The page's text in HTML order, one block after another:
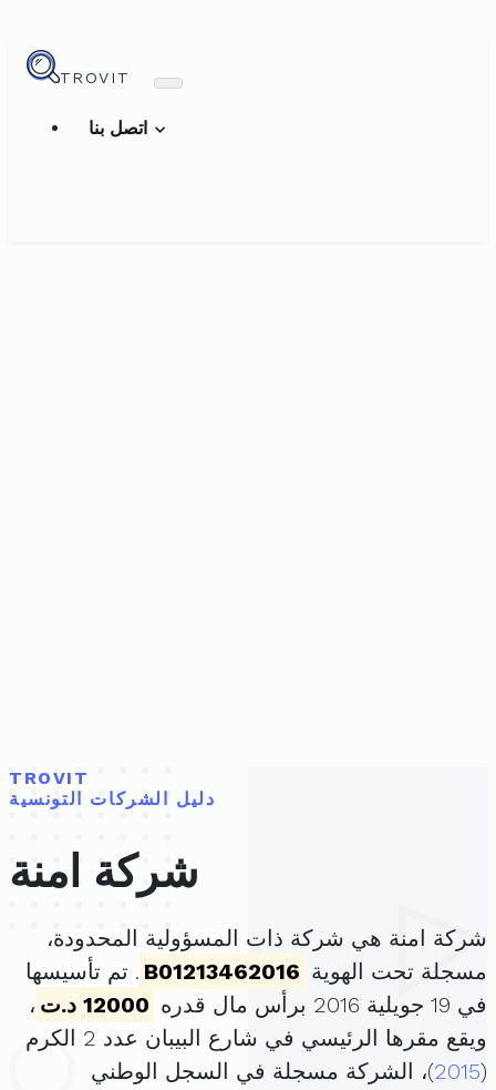
TROVIT
TROVIT
دليل الشركات التونسية
شركة امنة
شركة امنة هي شركة ذات المسؤولية المحدودة،
مسجلة تحت الهوية B01213462016 . تم تأسيسها
في 19 جويلية 2016 برأس مال قدره
12000 د.ت
،
ويقع مقرها الرئيسي في شارع البيبان عدد 2 الكرم
(
2015)، الشركة مسجلة في السجل الوطني